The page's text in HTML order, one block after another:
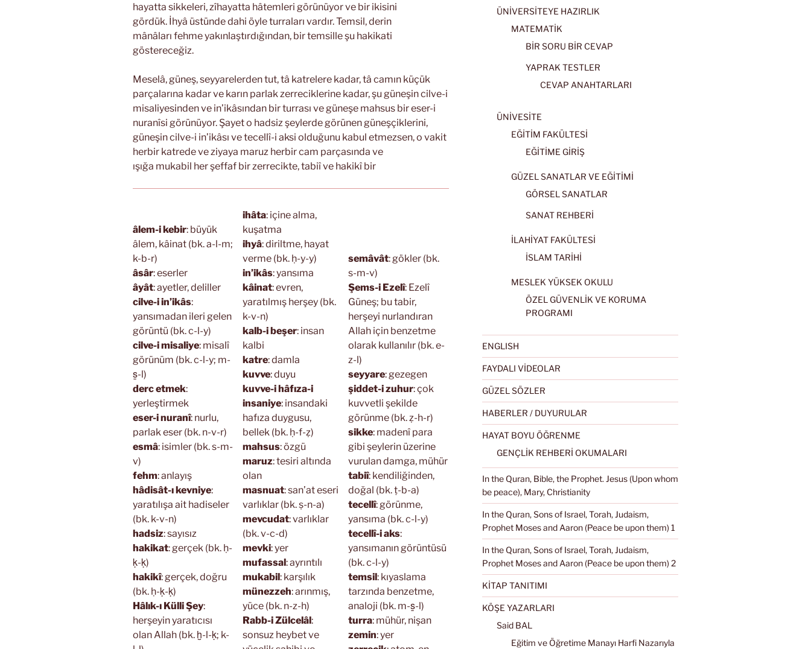
hayatta sikkeleri, zîhayatta hâtemleri görünüyor ve bir ikisini
gördük. İhyâ üstünde dahi öyle turraları vardır. Temsil, derin
mânâları fehme yakınlaştırdığından, bir temsille şu hakikati
göstereceğiz.
Meselâ, güneş, seyyarelerden tut, tâ katrelere kadar, tâ camın küçük
parçalarına kadar ve karın parlak zerreciklerine kadar, şu güneşin cilve-i
misaliyesinden ve in’ikâsından bir turrası ve güneşe mahsus bir eser-i
nuranîsi görünüyor. Şayet o hadsiz şeylerde görünen güneşçiklerini,
güneşin cilve-i in’ikâsı ve tecellî-i aksi olduğunu kabul etmezsen, o vakit
herbir katrede ve ziyaya maruz herbir cam parçasında ve
ışığa mukabil her şeffaf bir zerrecikte, tabiî ve hakikî bir
âlem-i kebir: büyük
âlem, kâinat (bk. a-l-m;
k-b-r)
âsâr: eserler
âyât: ayetler, deliller
cilve-i in’ikâs:
yansımadan ileri gelen
görüntü (bk. c-l-y)
cilve-i misaliye: misalî
görünüm (bk. c-l-y; m-
s̱-l)
derc etmek:
yerleştirmek
eser-i nuranî: nurlu,
parlak eser (bk. n-v-r)
esmâ: isimler (bk. s-m-
v)
fehm: anlayış
hâdisât-ı kevniye:
yaratılışa ait hadiseler
(bk. k-v-n)
hadsiz: sayısız
hakikat: gerçek (bk. ḥ-
ḳ-ḳ)
hakikî: gerçek, doğru
(bk. ḥ-ḳ-ḳ)
Hâlık-ı Külli Şey:
herşeyin yaratıcısı
olan Allah (bk. ḫ-l-ḳ; k-
ihâta: içine alma,
kuşatma
ihyâ: diriltme, hayat
verme (bk. ḥ-y-y)
in’ikâs: yansıma
kâinat: evren,
yaratılmış herşey (bk.
k-v-n)
kalb-i beşer: insan
kalbi
katre: damla
kuvve: duyu
kuvve-i hâfıza-i
insaniye: insandaki
hafıza duygusu,
bellek (bk. ḥ-f-ẓ)
mahsus: özgü
maruz: tesiri altında
olan
masnuat: san’at eseri
varlıklar (bk. ṣ-n-a)
mevcudat: varlıklar
(bk. v-c-d)
mevki: yer
mufassal: ayrıntılı
mukabil: karşılık
münezzeh: arınmış,
yüce (bk. n-z-h)
Rabb-i Zülcelâl:
sonsuz heybet ve
semâvât: gökler (bk.
s-m-v)
Şems-i Ezelî: Ezelî
Güneş; bu tabir,
herşeyi nurlandıran
Allah için benzetme
olarak kullanılır (bk. e-
z-l)
seyyare: gezegen
şiddet-i zuhur: çok
kuvvetli şekilde
görünme (bk. ẓ-h-r)
sikke: madenî para
gibi şeylerin üzerine
vurulan damga, mühür
tabiî: kendiliğinden,
doğal (bk. ṭ-b-a)
tecellî: görünme,
yansıma (bk. c-l-y)
tecellî-i aks:
yansımanın görüntüsü
(bk. c-l-y)
temsil: kıyaslama
tarzında benzetme,
analoji (bk. m-s̱-l)
turra: mühür, nişan
zemin: yer
ÜNİVERSİTEYE HAZIRLIK
MATEMATİK
BİR SORU BİR CEVAP
YAPRAK TESTLER
CEVAP ANAHTARLARI
ÜNİVESİTE
EĞİTİM FAKÜLTESİ
EĞİTİME GİRİŞ
GÜZEL SANATLAR VE EĞİTİMİ
GÖRSEL SANATLAR
SANAT REHBERİ
İLAHİYAT FAKÜLTESİ
İSLAM TARİHİ
MESLEK YÜKSEK OKULU
ÖZEL GÜVENLİK VE KORUMA
PROGRAMI
ENGLISH
FAYDALI VİDEOLAR
GÜZEL SÖZLER
HABERLER / DUYURULAR
HAYAT BOYU ÖĞRENME
GENÇLİK REHBERİ OKUMALARI
In the Quran, Bible, the Prophet. Jesus (Upon whom
be peace), Mary, Christianity
In the Quran, Sons of Israel, Torah, Judaism,
Prophet Moses and Aaron (Peace be upon them) 1
In the Quran, Sons of Israel, Torah, Judaism,
Prophet Moses and Aaron (Peace be upon them) 2
KİTAP TANITIMI
KÖŞE YAZARLARI
Said BAL
Eğitim ve Öğretime Manayı Harfi Nazarıyla